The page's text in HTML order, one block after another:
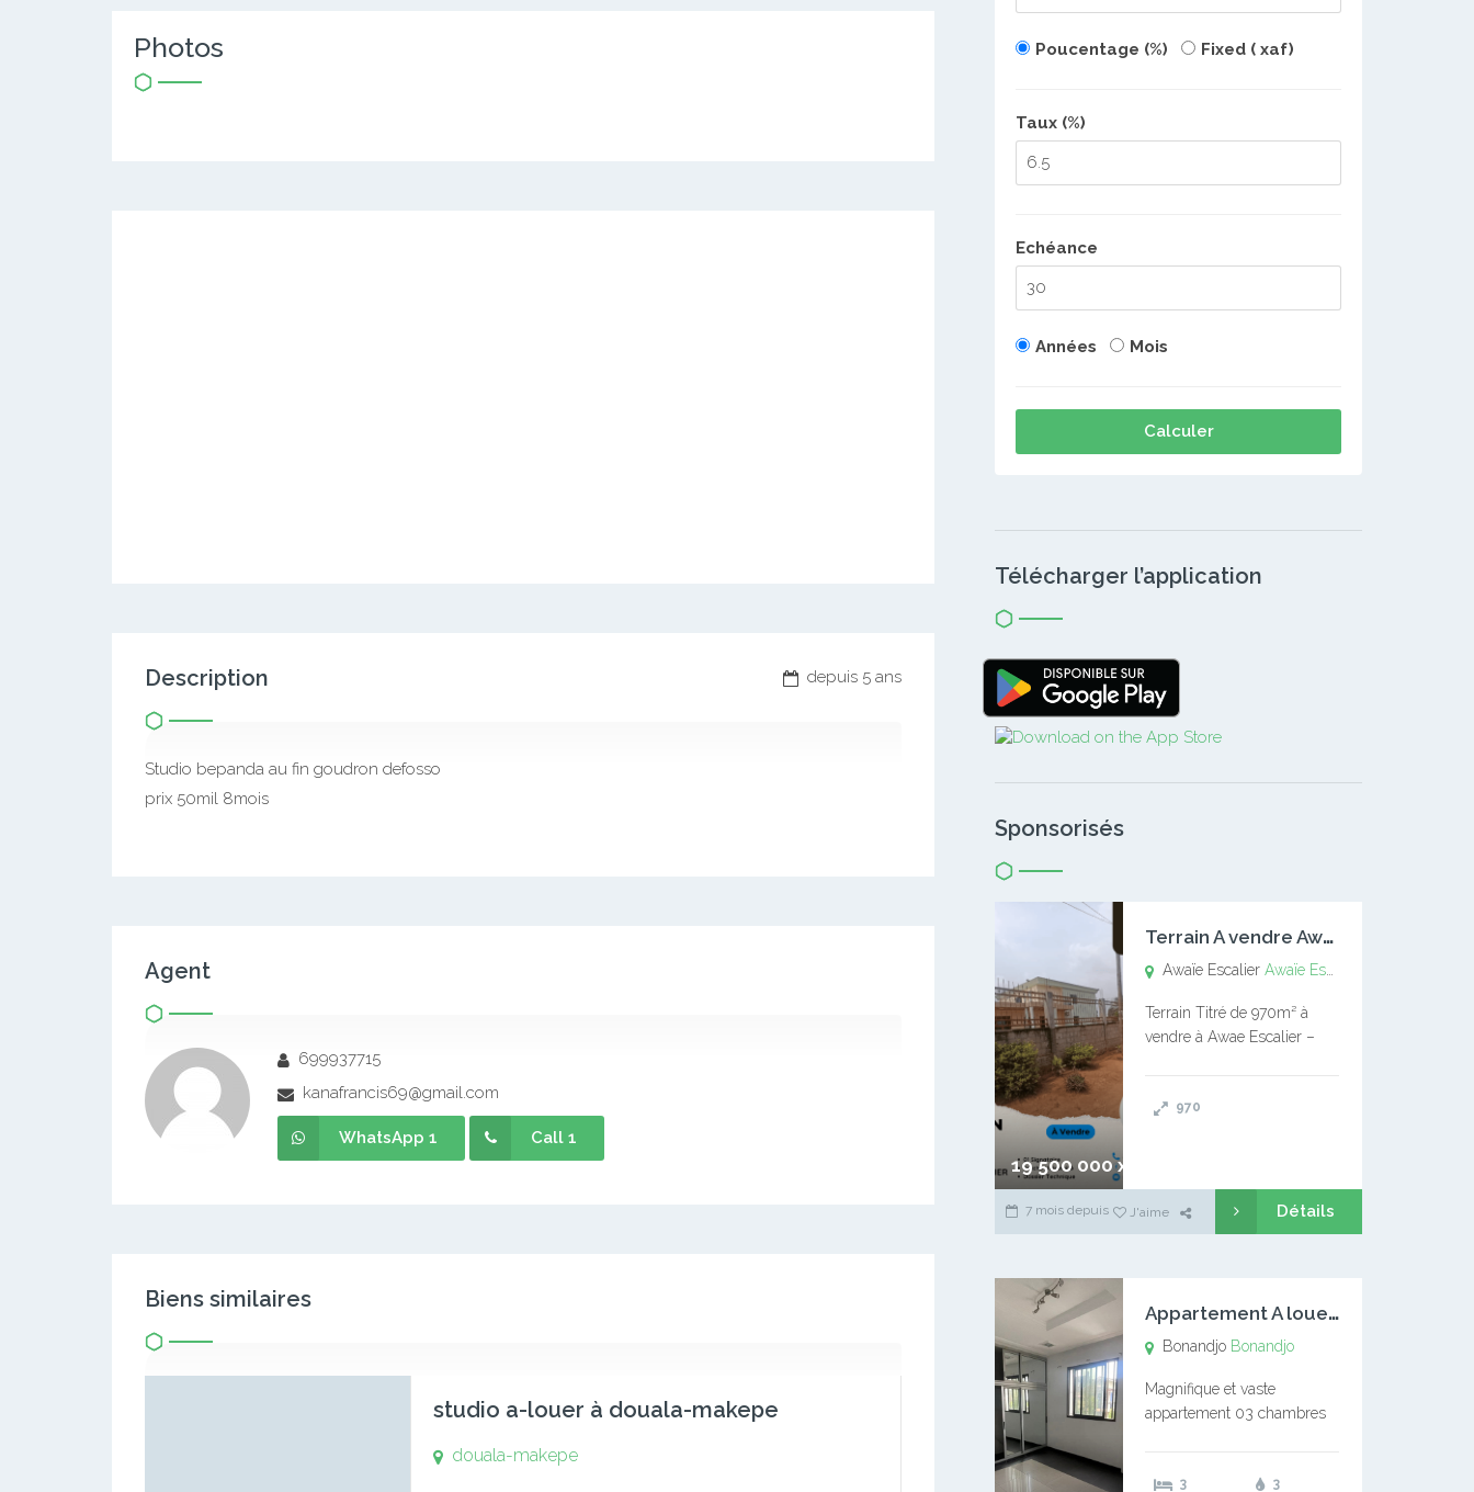
Photos
depuis 5 ans
Description
Studio bepanda au fin goudron defosso
prix 50mil 8mois
Agent
699937715
kanafrancis69@gmail.com
WhatsApp 1 Call 1
Biens similaires
studio a-louer à douala-makepe
douala-makepe
Poucentage (%) Fixed ( xaf)
Taux (%)
Echéance
Années Mois
Calculer
Télécharger l’application
Sponsorisés
19 500 000 xaf
T
errain A vendre Awaïe Escalier
Awaïe EscalierAwaïe Escalier
Terrain Titré de 970m² à
vendre à Awae Escalier –
l’Université Catholique –
970
7 mois depuis J'aime Détails
A
ppartement A louer Bonandjo
Bonandjo Bonandjo
Magnifique et vaste
appartement 03 chambres
douches 01 vaste salon 01
3
3